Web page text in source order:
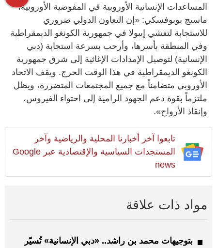
المساعدات الإنسانية الأوروبية في المفوضية الأوروبية،
ماسيج بوبوفسكي: «إن التعاون الدولي ضروري
للاستجابة لتفشي إيبولا في جمهورية الكونغو الديمقراطية
وفي المنطقة بأسرها، وأرحب بسرعة استجابة (دبي
الإنسانية) لتوصيل الإمدادات الإغاثية إلى شرق جمهورية
الكونغو الديمقراطية في هذا الوقت الحرج. ويقف الاتحاد
الأوروبي متضامناً مع جميع المجتمعات المتضررة، ويظل
ملتزماً بقوة دعم الجهود الرامية إلى احتواء الفيروس،
وإنقاذ الأرواح».
تابعوا آخر أخبارنا المحلية والرياضية وآخر
المستجدات السياسية والإقتصادية عبر Google
news
مواد ذات علاقة
بتوجيهات محمد بن راشد.. «دبي الإنسانية» تُسيّر